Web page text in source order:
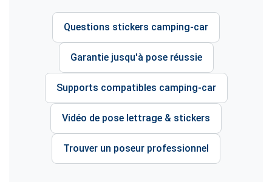
Questions stickers camping-car
Garantie jusqu'à pose réussie
Supports compatibles camping-car
Vidéo de pose lettrage & stickers
Trouver un poseur professionnel